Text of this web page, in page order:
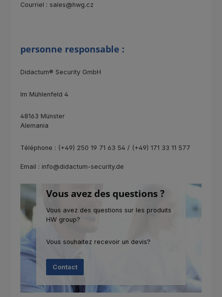
Courriel : sales@hwg.cz
personne responsable :
Didactum® Security GmbH
Im Mühlenfeld 4
48163 Münster
Alemania
Téléphone : (+49) 250 19 71 63 54 / (+49) 171 33 11 577
Email : info@didactum-security.de
Vous avez des questions ?
Vous avez des questions sur les produits
HW group?
Vous souhaitez recevoir un devis?
Contact